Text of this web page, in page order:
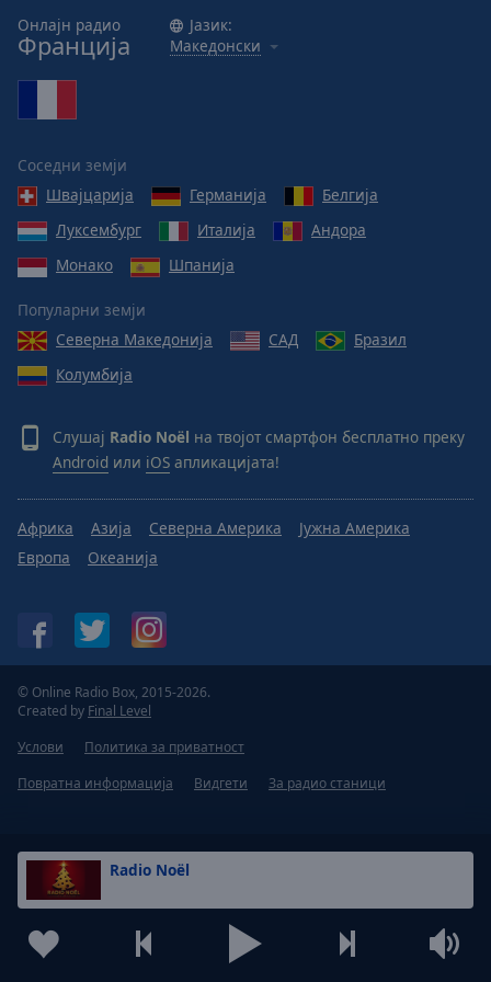
Radio Noël
Онлајн радио
Франција
Јазик:
Македонски
Соседни земји
Швајцарија
Германија
Белгија
Луксембург
Италија
Андора
Монако
Шпанија
Популарни земји
Северна Македонија
САД
Бразил
Колумбија
Слушај Radio Noël на твојот смартфон бесплатно преку
Android или iOS апликацијата!
Африка Азија Северна Америка
Јужна Америка
Европа
Океанија
© Online Radio Box, 2015-2026.
Created by Final Level
Услови
Политика за приватност
Повратна информација
Видгети За радио станици